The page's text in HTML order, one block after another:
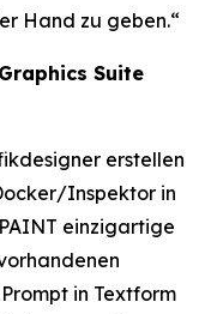
Hand zu geben.“
Suite
erstellen
Inspektor in
einzigartige
in Textform